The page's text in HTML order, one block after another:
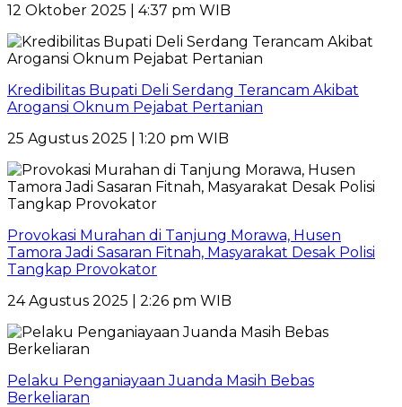
12 Oktober 2025 | 4:37 pm WIB
Kredibilitas Bupati Deli Serdang Terancam Akibat
Arogansi Oknum Pejabat Pertanian
25 Agustus 2025 | 1:20 pm WIB
Provokasi Murahan di Tanjung Morawa, Husen
Tamora Jadi Sasaran Fitnah, Masyarakat Desak Polisi
Tangkap Provokator
24 Agustus 2025 | 2:26 pm WIB
Pelaku Penganiayaan Juanda Masih Bebas
Berkeliaran